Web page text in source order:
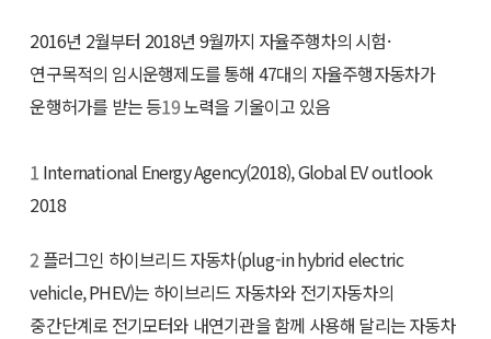
2016년 2월부터 2018년 9월까지 자율주행차의 시험·
연구목적의 임시운행제도를 통해 47대의 자율주행자동차가
운행허가를 받는 등19노력을 기울이고 있음
1 International Energy Agency(2018), Global EV outlook
2018
2 플러그인 하이브리드 자동차(plug-in hybrid electric
vehicle, PHEV)는 하이브리드 자동차와 전기자동차의
중간단계로 전기모터와 내연기관을 함께 사용해 달리는 자동차